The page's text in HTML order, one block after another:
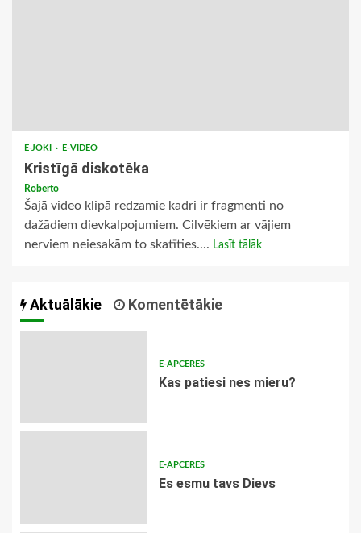
E-JOKI E-VIDEO
Kristīgā diskotēka
Roberto
Šajā video klipā redzamie kadri ir fragmenti no
dažādiem dievkalpojumiem. Cilvēkiem ar vājiem
nerviem neiesakām to skatīties.... Lasīt tālāk
Aktuālākie Komentētākie
E-APCERES
​Kas patiesi nes mieru?
E-APCERES
Es esmu tavs Dievs